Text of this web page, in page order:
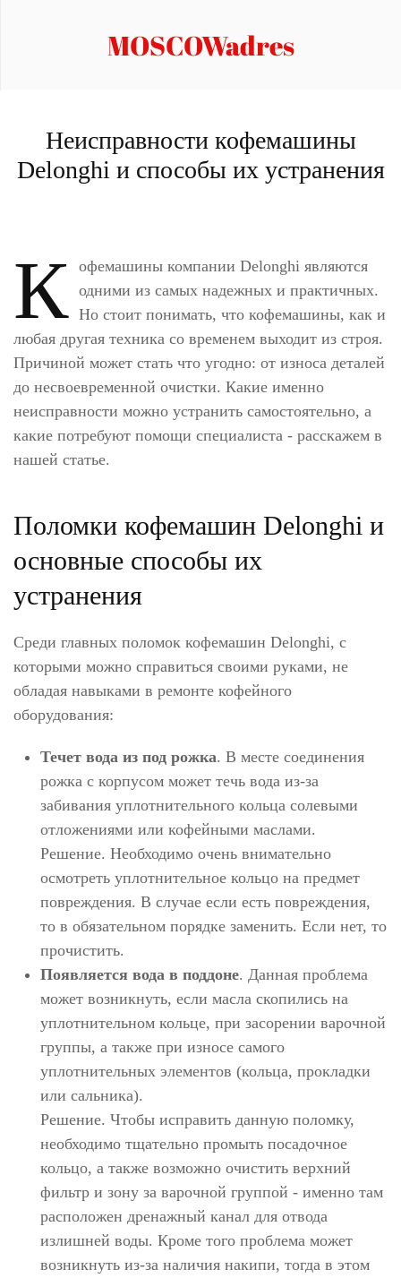
MOSCOWadres
Неисправности кофемашины
Delonghi и способы их устранения
К офемашины компании Delonghi являются
одними из самых надежных и практичных.
Но стоит понимать, что кофемашины, как и
любая другая техника со временем выходит из строя.
Причиной может стать что угодно: от износа деталей
до несвоевременной очистки. Какие именно
неисправности можно устранить самостоятельно, а
какие потребуют помощи специалиста - расскажем в
нашей статье.
Поломки кофемашин Delonghi и
основные способы их
устранения
Среди главных поломок кофемашин Delonghi, с
которыми можно справиться своими руками, не
обладая навыками в ремонте кофейного
оборудования:
Течет вода из под рожка. В месте соединения
рожка с корпусом может течь вода из-за
забивания уплотнительного кольца солевыми
отложениями или кофейными маслами.
Решение. Необходимо очень внимательно
осмотреть уплотнительное кольцо на предмет
повреждения. В случае если есть повреждения,
то в обязательном порядке заменить. Если нет, то
прочистить.
Появляется вода в поддоне. Данная проблема
может возникнуть, если масла скопились на
уплотнительном кольце, при засорении варочной
группы, а также при износе самого
уплотнительных элементов (кольца, прокладки
или сальника).
Решение. Чтобы исправить данную поломку,
необходимо тщательно промыть посадочное
кольцо, а также возможно очистить верхний
фильтр и зону за варочной группой - именно там
расположен дренажный канал для отвода
излишней воды. Кроме того проблема может
возникнуть из-за наличия накипи, тогда в этом